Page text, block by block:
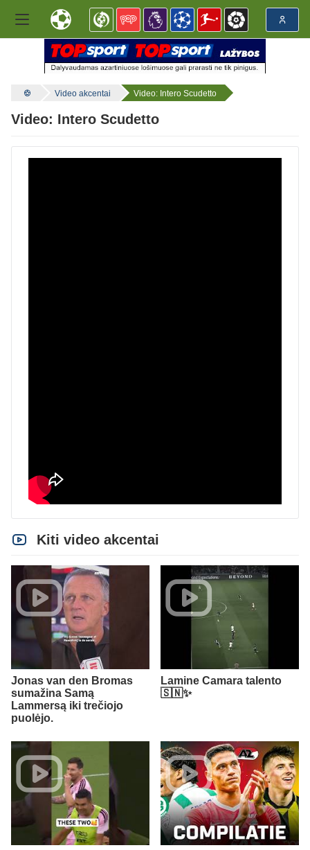
Video akcentai Video: Intero Scudetto
Video: Intero Scudetto
Kiti video akcentai
Jonas van den Bromas
sumažina Samą
Lammersą iki trečiojo
puolėjo.
Lamine Camara talento
🇸🇳✨